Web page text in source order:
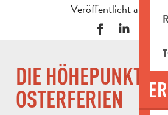
Veröffentlicht am 1
DIE HÖHEPUNKTE
OSTERFERIEN